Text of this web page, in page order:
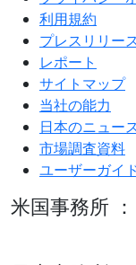
利用規約
プレスリリー
レポート
サイトマップ
当社の能力
日本のニュー
市場調査資料
ユーザーガイ
米国事務所 ：